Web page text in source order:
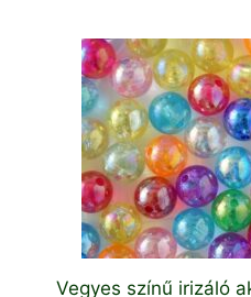
Vegyes színű irizáló